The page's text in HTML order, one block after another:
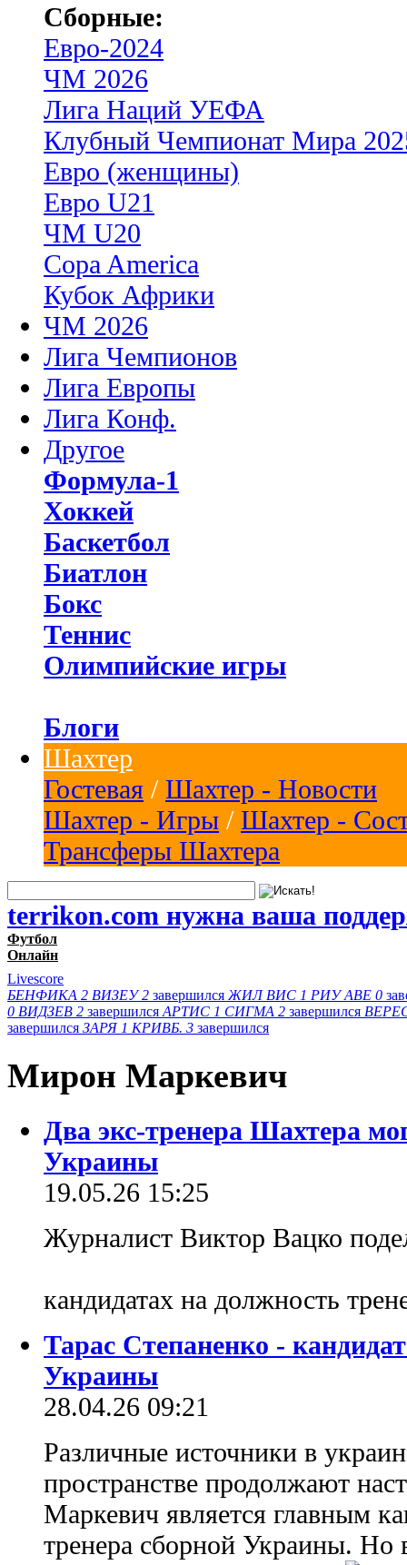
Сборные:
Евро-2024
ЧМ 2026
Лига Наций УЕФА
Клубный Чемпионат Мира
Евро (женщины)
Евро U21
ЧМ U20
Copa America
Кубок Африки
ЧМ 2026
Лига Чемпионов
Лига Европы
Лига Конф.
Другое
Формула-1
Хоккей
Баскетбол
Биатлон
Бокс
Теннис
Олимпийские игры
Блоги
Шахтер
Гостевая / Шахтер - Новости
Шахтер - Игры / Шахтер -
Трансферы Шахтера
terrikon.com нужна ваша
Футбол
Онлайн
Livescore
БЕНФИКА 2 ВИЗЕУ 2 завершился ЖИЛ ВИС 1 РИУ АВЕ 0
0 ВИДЗЕВ 2 завершился АРТИС 1 СИГМА 2 завершился
завершился ЗАРЯ 1 КРИВБ. 3 завершился
Мирон Маркевич
Два экс-тренера Шахтера
Украины
19.05.26 15:25
Журналист Виктор Вацко
кандидатах на должность
Тарас Степаненко -
Украины
28.04.26 09:21
Различные источники в
пространстве продолжают
Маркевич является главным
тренера сборной Украины. Но